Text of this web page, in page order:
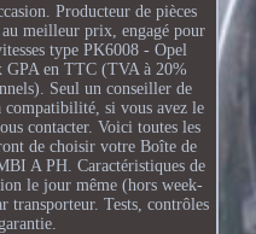
Producteur de pièces
meilleur prix, engagé pour
type PK6008 - Opel
en TTC (TVA à 20%
Seul un conseiller de
compatibilité, si vous avez le
contacter. Voici toutes les
de choisir votre Boîte de
A PH. Caractéristiques de
le jour même (hors week-
transporteur. Tests, contrôles